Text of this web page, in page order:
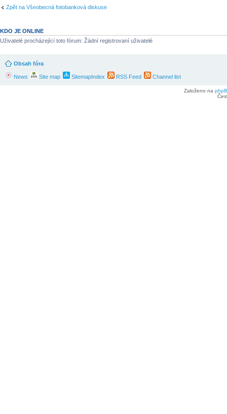
Zpět na Všeobecná fotobanková diskuse
KDO JE ONLINE
Uživatelé procházející toto fórum: Žádní registrovaní uživatelé
Obsah fóra
News Site map SitemapIndex RSS Feed Channel list
Založeno na